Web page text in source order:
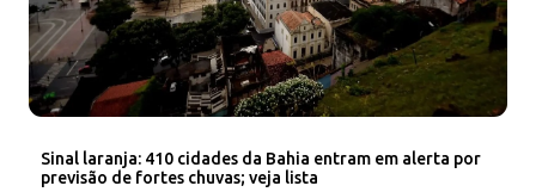
Sinal laranja: 410 cidades da Bahia entram em alerta por
previsão de fortes chuvas; veja lista